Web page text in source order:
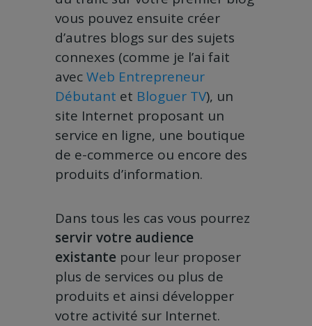
vous pouvez ensuite créer
d’autres blogs sur des sujets
connexes (comme je l’ai fait
avecWeb Entrepreneur
Débutant et Bloguer TV), un
site Internet proposant un
service en ligne, une boutique
de e-commerce ou encore des
produits d’information.
Dans tous les cas vous pourrez
servir votre audience
existante pour leur proposer
plus de services ou plus de
produits et ainsi développer
votre activité sur Internet.